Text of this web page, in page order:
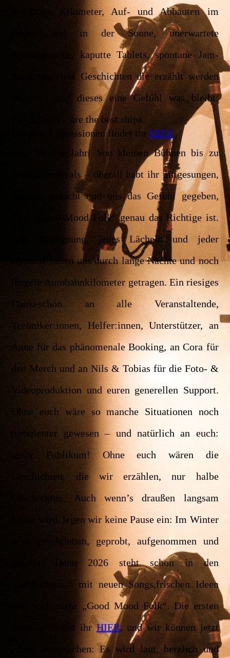
unzählige Kilometer, Auf- und Abbauten im
Regen und in der Sonne, unerwartete
Klinikbesuche, kaputte Tablets, spontane Jam-
Sessions, viele Geschichten die erzählt werden
können und dieses eine Gefühl was bleibt:
Friendships – are the best ships.
Ein paar Impressionen findet ihrHIER.
Was für ein Jahr! Von kleinen Bühnen bis zu
großen Festivals – überall habt ihr mitgesungen,
getanzt, gelacht und uns das Gefühl gegeben,
dass „Good Mood Folk“ genau das Richtige ist.
Jede Begegnung, jedes Lächeln und jeder
Applaus haben uns durch lange Nächte und noch
längere Autobahnkilometer getragen. Ein riesiges
Dankeschön an alle Veranstaltende,
Techniker:innen, Helfer:innen, Unterstützer, an
Anne für das phänomenale Booking, an Cora für
den Merch und an Nils & Tobias für die Foto- &
Videoproduktion und euren generellen Support.
Ohne euch wäre so manche Situationen noch
turbulenter gewesen – und natürlich an euch:
unser Publikum! Ohne euch wären die
Geschichten, die wir erzählen, nur halbe
Geschichten.
Auch wenn’s draußen langsam
kälter wird, legen wir keine Pause ein: Im Winter
wird geschrieben, geprobt, aufgenommen und
gelacht. Denn 2026 steht schon in den
Startlöchern – mit neuen Songs,frischen Ideen
und noch mehr „Good Mood Folk“. Die ersten
Termine findet ihrHIER, und wir können jetzt
schon versprechen: Es wird laut, herzlich und